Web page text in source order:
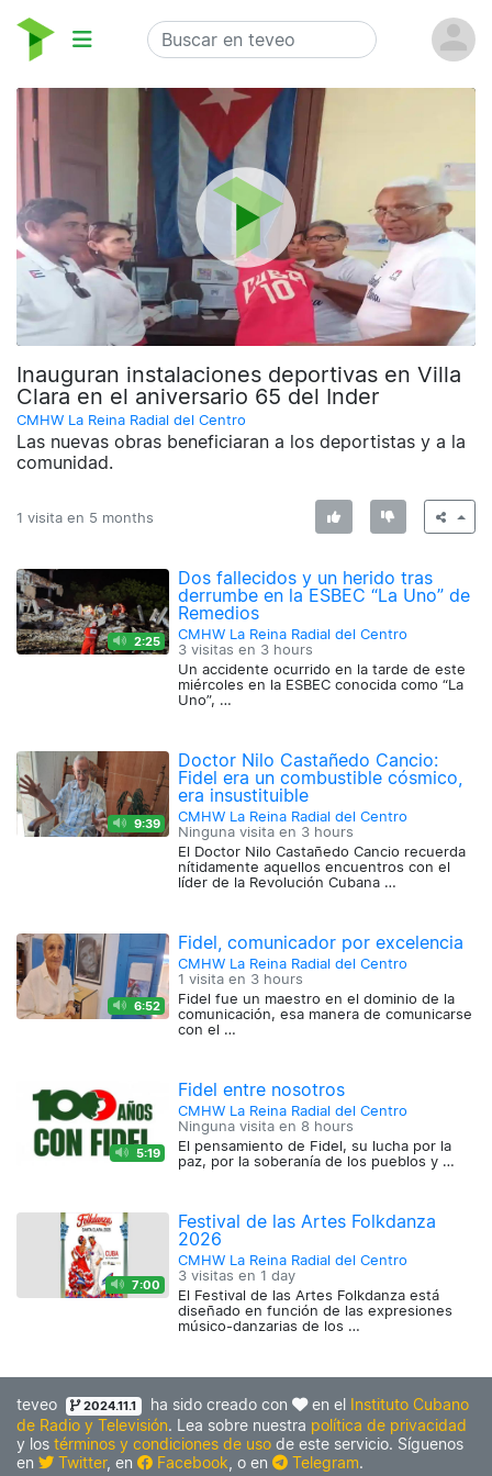
Inauguran instalaciones deportivas en Villa
Clara en el aniversario 65 del Inder
CMHW La Reina Radial del Centro
Las nuevas obras beneficiaran a los deportistas y a la
comunidad.
1 visita en 5 months
2:25
Dos fallecidos y un herido tras
derrumbe en la ESBEC “La Uno” de
Remedios
CMHW La Reina Radial del Centro
3 visitas en 3 hours
Un accidente ocurrido en la tarde de este
miércoles en la ESBEC conocida como “La
Uno”, …
9:39
Doctor Nilo Castañedo Cancio:
Fidel era un combustible cósmico,
era insustituible
CMHW La Reina Radial del Centro
Ninguna visita en 3 hours
El Doctor Nilo Castañedo Cancio recuerda
nítidamente aquellos encuentros con el
líder de la Revolución Cubana …
6:52
Fidel, comunicador por excelencia
CMHW La Reina Radial del Centro
1 visita en 3 hours
Fidel fue un maestro en el dominio de la
comunicación, esa manera de comunicarse
con el …
5:19
Fidel entre nosotros
CMHW La Reina Radial del Centro
Ninguna visita en 8 hours
El pensamiento de Fidel, su lucha por la
paz, por la soberanía de los pueblos y …
7:00
Festival de las Artes Folkdanza
2026
CMHW La Reina Radial del Centro
3 visitas en 1 day
El Festival de las Artes Folkdanza está
diseñado en función de las expresiones
músico-danzarias de los …
teveo 2024.11.1 ha sido creado con en el Instituto Cubano
de Radio y Televisión. Lea sobre nuestra política de privacidad
y los términos y condiciones de uso de este servicio. Síguenos
en
Twitter, en Facebook , o en Telegram.